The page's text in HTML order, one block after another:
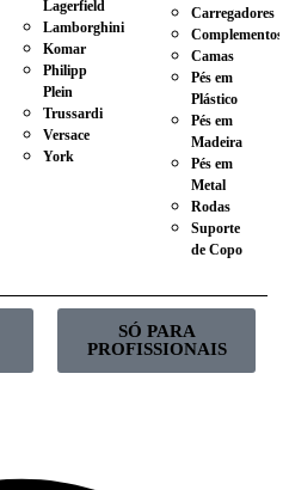
Lagerfield
Lamborghini
Komar
Philipp
Plein
Trussardi
Versace
York
Carregadores
Complementos
Camas
Pés em
Plástico
Pés em
Madeira
Pés em
Metal
Rodas
Suporte
de Copo
SÓ PARA
PROFISSIONAIS